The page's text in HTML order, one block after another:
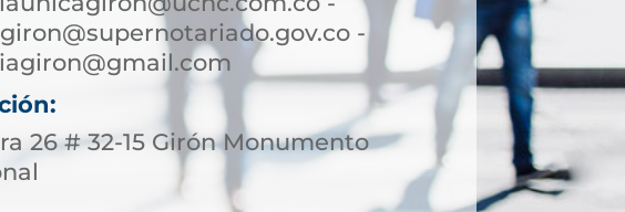
-
26 # 32-15 Girón Monumento